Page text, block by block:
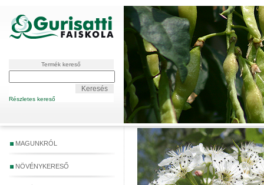
Termék kereső
Részletes kereső
MAGUNKRÓL
NÖVÉNYKERESŐ